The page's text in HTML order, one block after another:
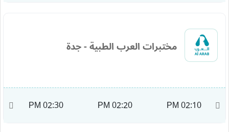
مختبرات العرب الطبية - جدة
02:10 PM
02:20 PM
02:30 PM